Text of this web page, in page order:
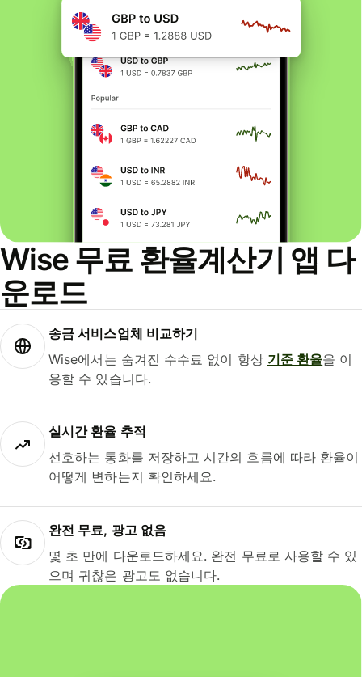
Wise 무료 환율계산기 앱 다
운로드
송금 서비스업체 비교하기
Wise에서는 숨겨진 수수료 없이 항상 기준 환율을 이
용할 수 있습니다.
실시간 환율 추적
선호하는 통화를 저장하고 시간의 흐름에 따라 환율이
어떻게 변하는지 확인하세요.
완전 무료, 광고 없음
몇 초 만에 다운로드하세요. 완전 무료로 사용할 수 있
으며 귀찮은 광고도 없습니다.